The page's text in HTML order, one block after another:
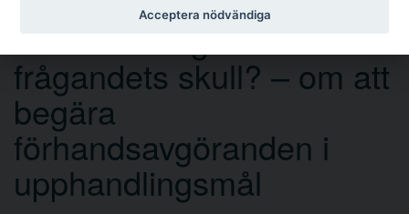
frågandets skull? – om att
begära
förhandsavgöranden i
upphandlingsmål
Acceptera nödvändiga